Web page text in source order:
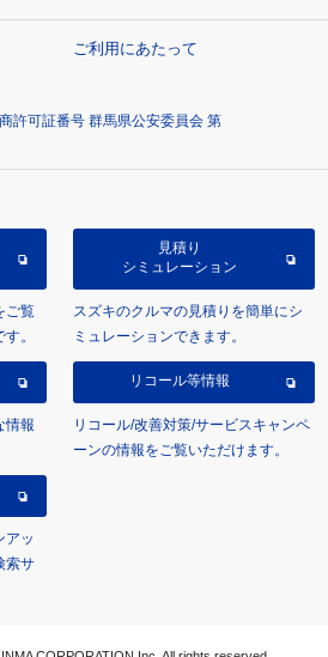
ご利用にあたって
許可証番号 群馬県公安委員会 第
ご覧
。
見積り
シミュレーション
スズキのクルマの見積りを簡単にシ
ミュレーションできます。
情報
リコール等情報
リコール/改善対策/サービスキャンペ
ーンの情報をご覧いただけます。
アッ
索サ